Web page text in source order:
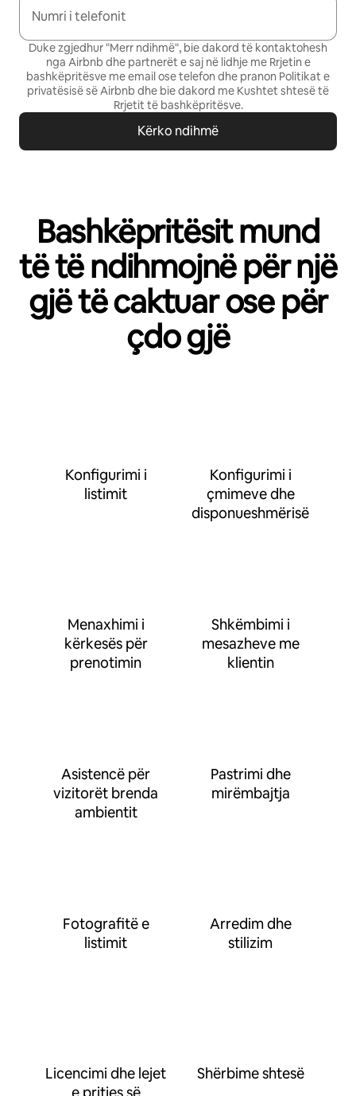
Numri i telefonit
Duke zgjedhur "Merr ndihmë", bie dakord të kontaktohesh
nga Airbnb dhe partnerët e saj në lidhje me Rrjetin e
bashkëpritësve me email ose telefon dhe pranon Politikat e
privatësisë së Airbnb dhe bie dakord me Kushtet shtesë të
Rrjetit të bashkëpritësve.
Kërko ndihmë
Bashkëpritësit mund
të të ndihmojnë për një
gjë të caktuar ose për
çdo gjë
Konfigurimi i
listimit
Konfigurimi i
çmimeve dhe
disponueshmërisë
Menaxhimi i
kërkesës për
prenotimin
Shkëmbimi i
mesazheve me
klientin
Asistencë për
vizitorët brenda
ambientit
Pastrimi dhe
mirëmbajtja
Fotografitë e
listimit
Arredim dhe
stilizim
Licencimi dhe lejet
Shërbime shtesë